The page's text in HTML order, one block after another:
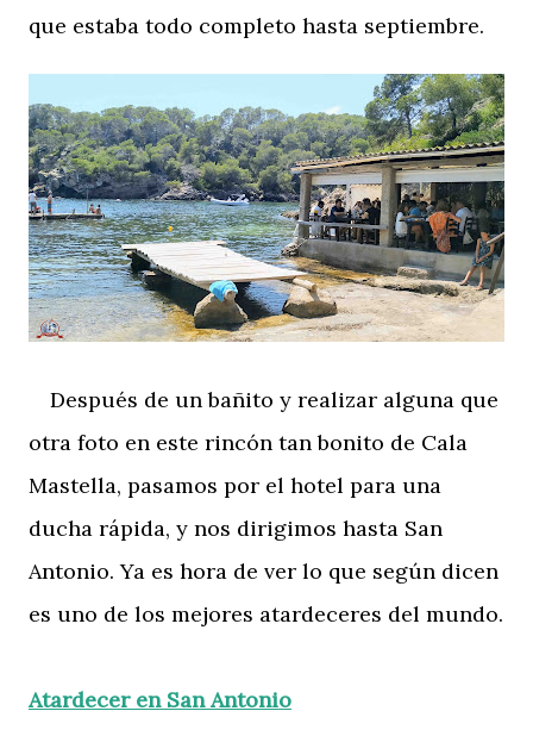
que estaba todo completo hasta septiembre.
Después de un bañito y realizar alguna que
otra foto en este rincón tan bonito de Cala
Mastella, pasamos por el hotel para una
ducha rápida, y nos dirigimos hasta San
Antonio. Ya es hora de ver lo que según dicen
es uno de los mejores atardeceres del mundo.
Atardecer en San Antonio